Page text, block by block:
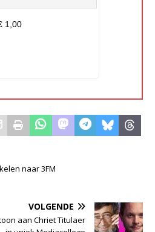
1,00
naar 3FM
VOLGENDE
aan Chriet Titulaer